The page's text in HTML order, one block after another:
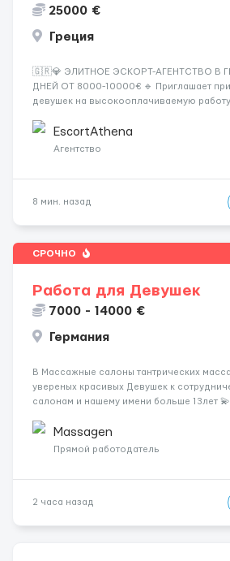
25000 €
Греция
🇬🇷💎 ЭЛИТНОЕ ЭСКОРТ-АГЕНТСТВО В
ДНЕЙ ОТ 8000-10000€ 🔹 Приглашает
девушек на высокооплачиваемую
хорошие деньги 💶 — это предложение
Требования: ✔️ Возраст от ...
EscortAthena
Агентство
8 мин. назад
СРОЧНО
Работа для Девушек
7000 - 14000 €
Германия
В Массажные салоны тантрических
увереных красивых Девушек к
салонам и нашему имени больше 13лет
заработная плата 💚Мы гарантируем
incall / Out...
Massagen
Прямой работодатель
2 часа назад